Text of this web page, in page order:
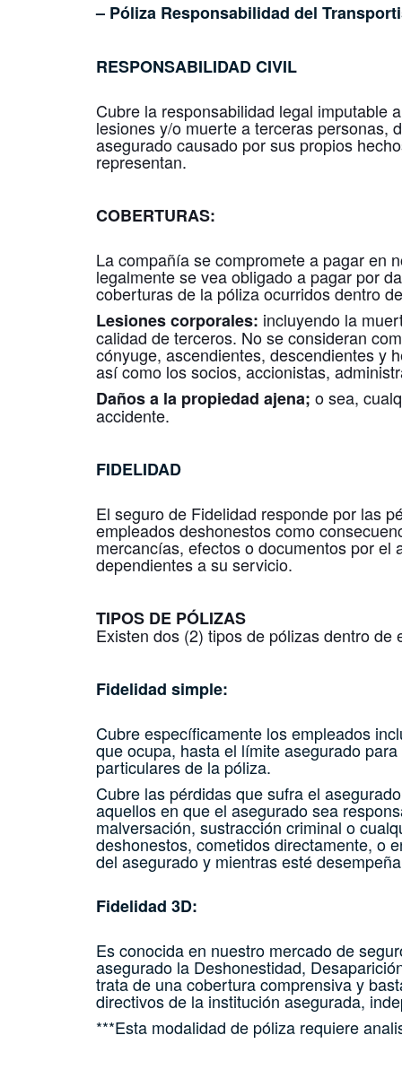
– Póliza Responsabilidad del
RESPONSABILIDAD CIVIL
Cubre la responsabilidad legal imputable
lesiones y/o muerte a terceras personas,
asegurado causado por sus propios
representan.
COBERTURAS:
La compañía se compromete a pagar en
legalmente se vea obligado a pagar por
coberturas de la póliza ocurridos dentro
Lesiones corporales: incluyendo la
calidad de terceros. No se consideran
cónyuge, ascendientes, descendientes y
así como los socios, accionistas,
Daños a la propiedad ajena; o sea,
accidente.
FIDELIDAD
El seguro de Fidelidad responde por las
empleados deshonestos como
mercancías, efectos o documentos por
dependientes a su servicio.
TIPOS DE PÓLIZAS
Existen dos (2) tipos de pólizas dentro de
Fidelidad simple:
Cubre específicamente los empleados
que ocupa, hasta el límite asegurado
particulares de la póliza.
Cubre las pérdidas que sufra el
aquellos en que el asegurado sea
malversación, sustracción criminal o
deshonestos, cometidos directamente, o
del asegurado y mientras esté
Fidelidad 3D:
Es conocida en nuestro mercado de
asegurado la Deshonestidad,
trata de una cobertura comprensiva y
directivos de la institución asegurada,
***Esta modalidad de póliza requiere